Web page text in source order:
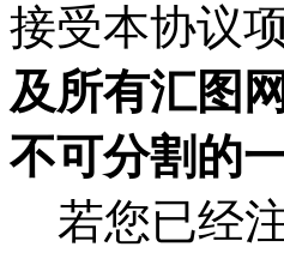
接受本协议
及所有汇图
不可分割的
若您已经